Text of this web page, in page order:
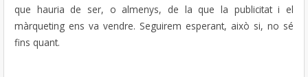
que hauria de ser, o almenys, de la que la publicitat i el
màrqueting ens va vendre. Seguirem esperant, això si, no sé
fins quant.